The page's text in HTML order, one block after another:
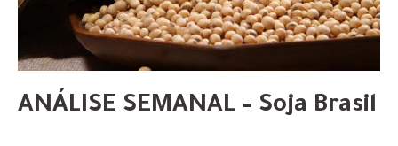
ANÁLISE SEMANAL – Soja Brasil